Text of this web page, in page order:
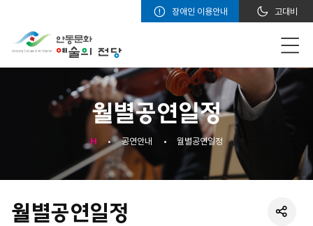
장애인 이용안내 고대비
월별공연일정
H 공연안내 월별공연일정
월별공연일정